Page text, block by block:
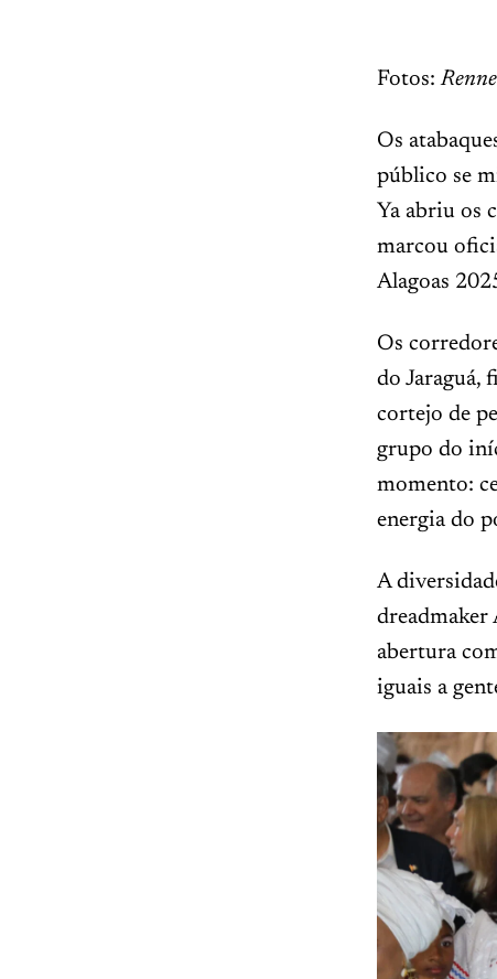
Fotos:
Os
público se
Ya abriu os
marcou
Alagoas
Os
do Jaraguá,
cortejo de
grupo do
momento:
energia do
A
dreadmaker
abertura
iguais a